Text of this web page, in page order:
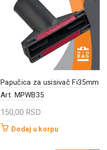
Papučica za usisivač Fi35mm
Art. MPWB35
150,00 RSD
Dodaj u korpu